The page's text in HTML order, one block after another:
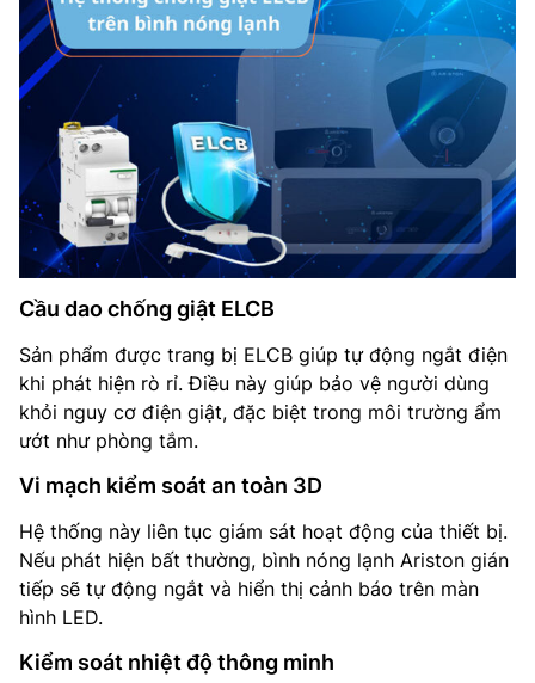
Cầu dao chống giật ELCB
Sản phẩm được trang bị ELCB giúp tự động ngắt điện
khi phát hiện rò rỉ. Điều này giúp bảo vệ người dùng
khỏi nguy cơ điện giật, đặc biệt trong môi trường ẩm
ướt như phòng tắm.
Vi mạch kiểm soát an toàn 3D
Hệ thống này liên tục giám sát hoạt động của thiết bị.
Nếu phát hiện bất thường, bình nóng lạnh Ariston gián
tiếp sẽ tự động ngắt và hiển thị cảnh báo trên màn
hình LED.
Kiểm soát nhiệt độ thông minh